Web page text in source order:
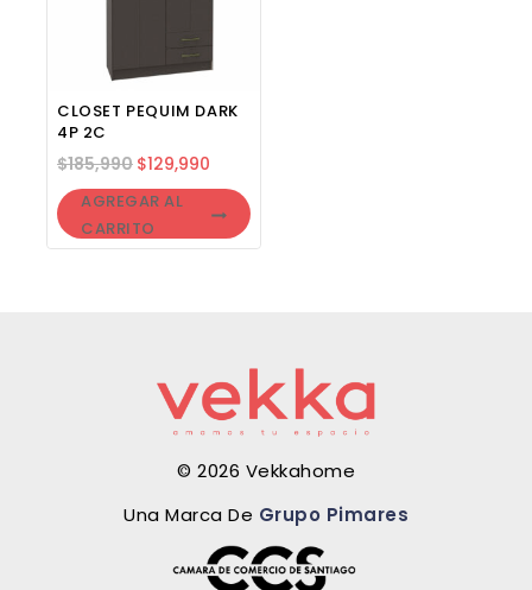
CLOSET PEQUIM DARK
4P 2C
$185,990 $129,990
AGREGAR AL
CARRITO
© 2026 Vekkahome
Una Marca De Grupo Pimares